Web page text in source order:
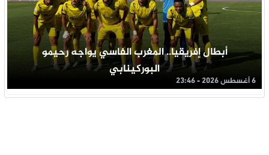
أبطال إفريقيا.. المغرب الفاسي يواجه رحيمو
البوركينابي
6 أغسطس 2026 - 23:46